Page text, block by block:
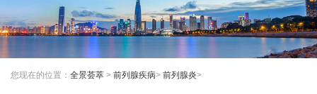
您现在的位置： 全景荟萃 > 前列腺疾病> 前列腺炎>